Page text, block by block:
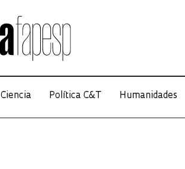
Ciencia Política C&T Humanidades